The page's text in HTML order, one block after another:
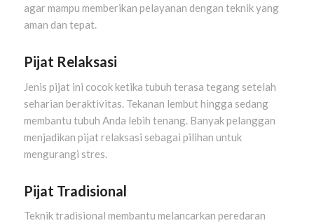
agar mampu memberikan pelayanan dengan teknik yang
aman dan tepat.
Pijat Relaksasi
Jenis pijat ini cocok ketika tubuh terasa tegang setelah
seharian beraktivitas. Tekanan lembut hingga sedang
membantu tubuh Anda lebih tenang. Banyak pelanggan
menjadikan pijat relaksasi sebagai pilihan untuk
mengurangi stres.
Pijat Tradisional
Teknik tradisional membantu melancarkan peredaran